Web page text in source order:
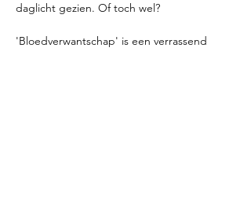
daglicht gezien. Of toch wel?
'Bloedverwantschap' is een verrassend